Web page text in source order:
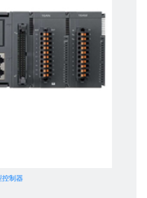
控制器